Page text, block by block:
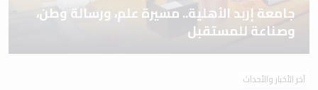
جامعة إربد الأهلية.. مسيرة علم، ورسالة وطن،
وصناعة للمستقبل
آخر الأخبار والأحداث